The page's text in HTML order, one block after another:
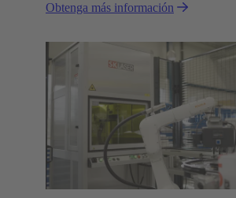
escalabilidad, por ejemplo, para
Obtenga más información